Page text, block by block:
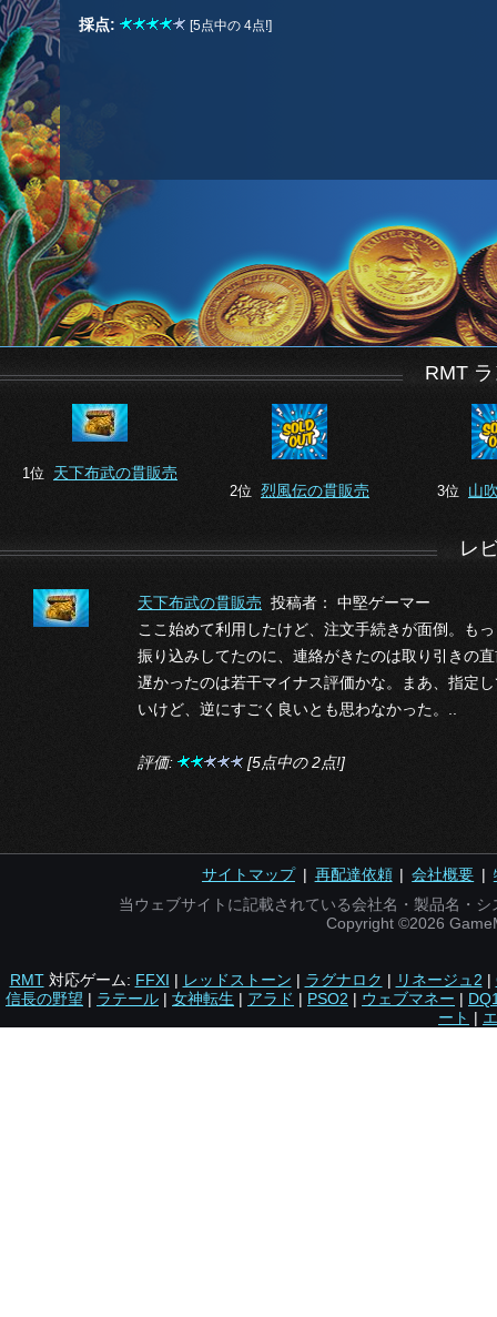
採点: [5点中の 4点!]
RMT
1位 天下布武の貫販売
2位 烈風伝の貫販売 3位 山
レ
天下布武の貫販売 投稿者： 中堅ゲーマー
ここ始めて利用したけど、注文手続きが面倒。も
振り込みしてたのに、連絡がきたのは取り引きの
遅かったのは若干マイナス評価かな。まあ、指定
いけど、逆にすごく良いとも思わなかった。..
評価: [5点中の 2点!]
サイトマップ| 再配達依頼|会社概要 |
当ウェブサイトに記載されている会社名・製品名・
Copyright ©2026
RMT対応ゲーム: FFXI | レッドストーン | ラグナロク | リネージュ2 |
信長の野望 | ラテール | 女神転生 | アラド | PSO2 | ウェブマネー |
ート |